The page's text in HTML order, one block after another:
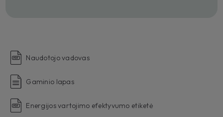
Naudotojo vadovas
Gaminio lapas
Energijos vartojimo efektyvumo etiketė